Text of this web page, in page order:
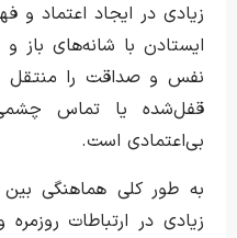
زیادی در ایجاد اعتماد و
ایستادن با شانه‌های باز
نفس و صداقت را منتقل
قفل‌شده یا تماس چشمی
بی‌اعتمادی است.
به طور کلی هماهنگی
زیادی در ارتباطات